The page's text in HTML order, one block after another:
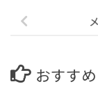
おすすめ